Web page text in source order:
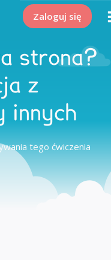
Zaloguj się
strona?
z
innych
tego ćwiczenia